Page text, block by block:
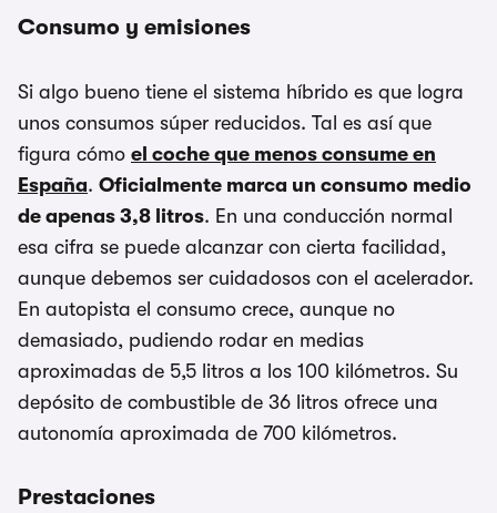
Consumo y emisiones
Si algo bueno tiene el sistema híbrido es que logra
unos consumos súper reducidos. Tal es así que
figura cómo el coche que menos consume en
España. Oficialmente marca un consumo medio
de apenas 3,8 litros. En una conducción normal
esa cifra se puede alcanzar con cierta facilidad,
aunque debemos ser cuidadosos con el acelerador.
En autopista el consumo crece, aunque no
demasiado, pudiendo rodar en medias
aproximadas de 5,5 litros a los 100 kilómetros. Su
depósito de combustible de 36 litros ofrece una
autonomía aproximada de 700 kilómetros.
Prestaciones